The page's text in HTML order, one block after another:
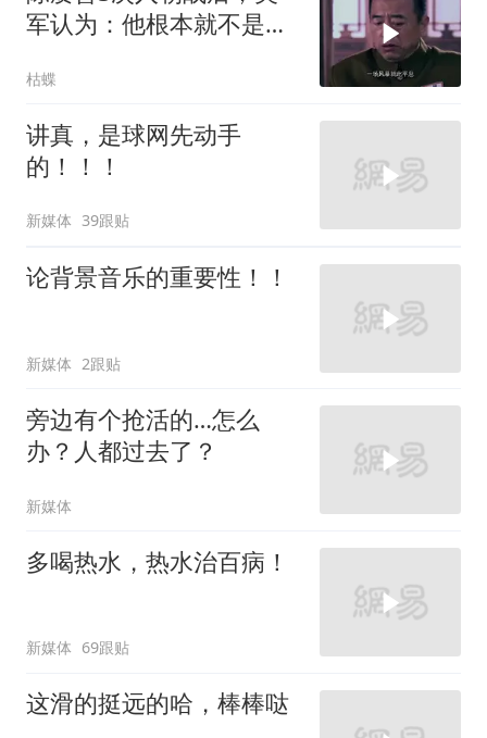
军认为：他根本就不是来
枯蝶
讲真，是球网先动手
的！！！
新媒体 39跟贴
论背景音乐的重要性！！
新媒体 2跟贴
旁边有个抢活的…怎么
办？人都过去了？
新媒体
多喝热水，热水治百病！
新媒体 69跟贴
这滑的挺远的哈，棒棒哒